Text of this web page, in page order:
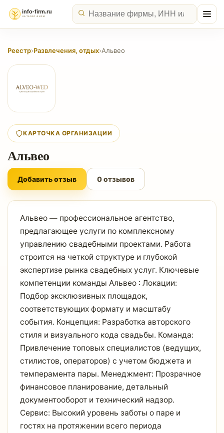
Реестр›Развлечения, отдых›Альвео
КАРТОЧКА ОРГАНИЗАЦИИ
Альвео
Добавить отзыв 0 отзывов
Альвео — профессиональное агентство,
предлагающее услуги по комплексному
управлению свадебными проектами. Работа
строится на четкой структуре и глубокой
экспертизе рынка свадебных услуг. Ключевые
компетенции команды Альвео : Локации:
Подбор эксклюзивных площадок,
соответствующих формату и масштабу
события. Концепция: Разработка авторского
стиля и визуального кода свадьбы. Команда:
Привлечение топовых специалистов (ведущих,
стилистов, операторов) с учетом бюджета и
темперамента пары. Менеджмент: Прозрачное
финансовое планирование, детальный
документооборот и технический надзор.
Сервис: Высокий уровень заботы о паре и
гостях на протяжении всего периода